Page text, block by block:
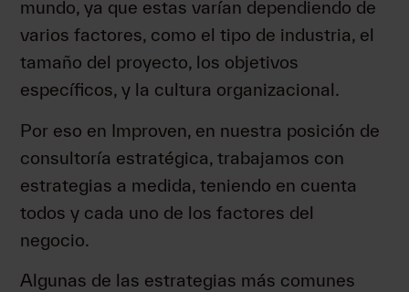
mundo, ya que estas varían dependiendo de
varios factores, como el tipo de industria, el
tamaño del proyecto, los objetivos
específicos, y la cultura organizacional.
Por eso en Improven, en nuestra posición de
consultoría estratégica, trabajamos con
estrategias a medida, teniendo en cuenta
todos y cada uno de los factores del
negocio.
Algunas de las estrategias más comunes